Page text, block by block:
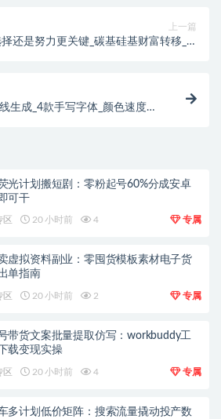
上一篇
还是努力更关键_碳基硅基财富转移_AI
生成_4款手写字体_颜色速度字
光计划搬短剧：零粉起号60%分成安卓
可干
区 20 小时前 4 专属
虚拟资料副业：零囤货模板素材电子货
单指南
区 20 小时前 2 专属
带货文案批量提取仿写：workbuddy工
载变现实操
区 20 小时前 4 专属
多计划低价矩阵：搜索流量撬动投产数